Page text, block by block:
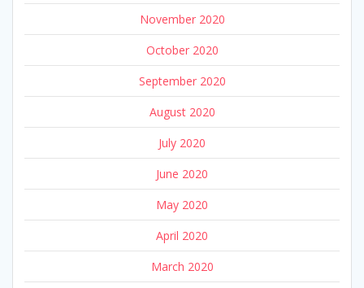
November 2020
October 2020
September 2020
August 2020
July 2020
June 2020
May 2020
April 2020
March 2020